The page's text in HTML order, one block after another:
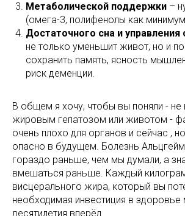
Метаболической поддержки –
(омега-3, полифенолы как
Достаточного сна и управления
не только уменьшит живот, но и
сохранить память, ясность
риск деменции.
В общем я хочу, чтобы вы поняли - не
жировым гепатозом или животом -
очень плохо для органов и сейчас ,
опасно в будущем. Болезнь
гораздо раньше, чем мы думали, а
вмешаться раньше. Каждый
висцерального жира, который вы
необходимая инвестиция в здоровье
десятилетия вперёд.